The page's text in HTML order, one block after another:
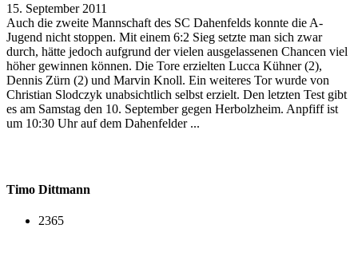
15. September 2011
Auch die zweite Mannschaft des SC Dahenfelds konnte die A-
Jugend nicht stoppen. Mit einem 6:2 Sieg setzte man sich zwar
durch, hätte jedoch aufgrund der vielen ausgelassenen Chancen viel
höher gewinnen können. Die Tore erzielten Lucca Kühner (2),
Dennis Zürn (2) und Marvin Knoll. Ein weiteres Tor wurde von
Christian Slodczyk unabsichtlich selbst erzielt. Den letzten Test gibt
es am Samstag den 10. September gegen Herbolzheim. Anpfiff ist
um 10:30 Uhr auf dem Dahenfelder ...
Timo Dittmann
2365